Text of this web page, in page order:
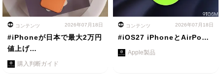
コンテンツ 2026年07月18日
#iPhoneが日本で最大2万円
値上げ…
購入判断ガイド
コンテンツ 2026年07月18日
#iOS27 iPhoneとAirPo…
Apple製品